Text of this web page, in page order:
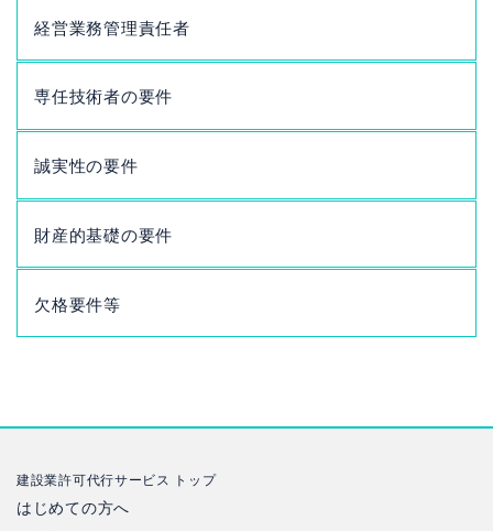
経営業務管理責任者
専任技術者の要件
誠実性の要件
財産的基礎の要件
欠格要件等
建設業許可代行サービス トップ
はじめての方へ